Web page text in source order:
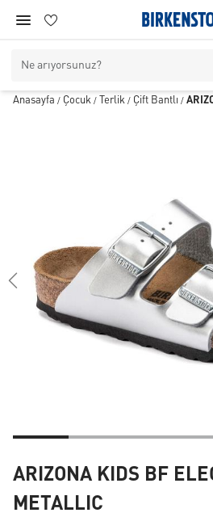
Anasayfa / Çocuk / Terlik / Çift Bantlı /
ARIZONA KIDS BF
METALLIC